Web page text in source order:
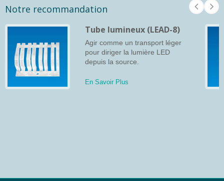
Notre recommandation
Tube lumineux (LEAD-8)
Agir comme un transport léger
pour diriger la lumière LED
depuis la source.
En Savoir Plus